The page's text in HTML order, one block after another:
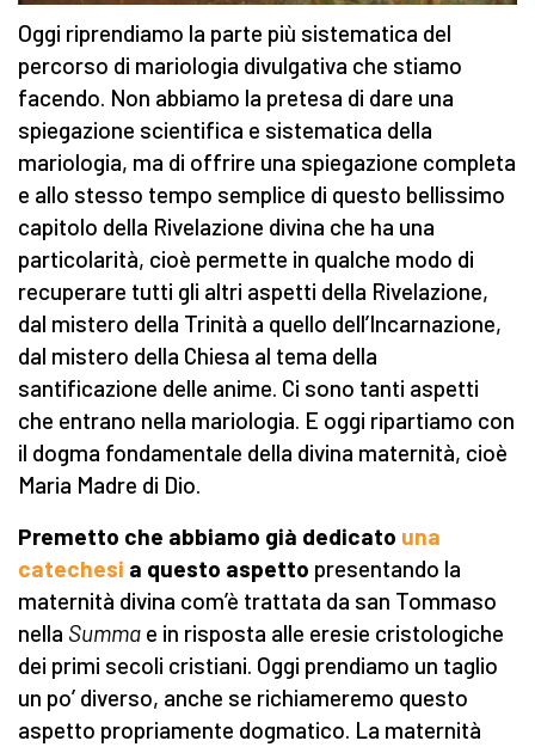
Oggi riprendiamo la parte più sistematica del
percorso di mariologia divulgativa che stiamo
facendo. Non abbiamo la pretesa di dare una
spiegazione scientifica e sistematica della
mariologia, ma di offrire una spiegazione completa
e allo stesso tempo semplice di questo bellissimo
capitolo della Rivelazione divina che ha una
particolarità, cioè permette in qualche modo di
recuperare tutti gli altri aspetti della Rivelazione,
dal mistero della Trinità a quello dell’Incarnazione,
dal mistero della Chiesa al tema della
santificazione delle anime. Ci sono tanti aspetti
che entrano nella mariologia. E oggi ripartiamo con
il dogma fondamentale della divina maternità, cioè
Maria Madre di Dio.
Premetto che abbiamo già dedicato una
catechesi a questo aspetto presentando la
maternità divina com’è trattata da san Tommaso
nella Summa e in risposta alle eresie cristologiche
dei primi secoli cristiani. Oggi prendiamo un taglio
un po’ diverso, anche se richiameremo questo
aspetto propriamente dogmatico. La maternità